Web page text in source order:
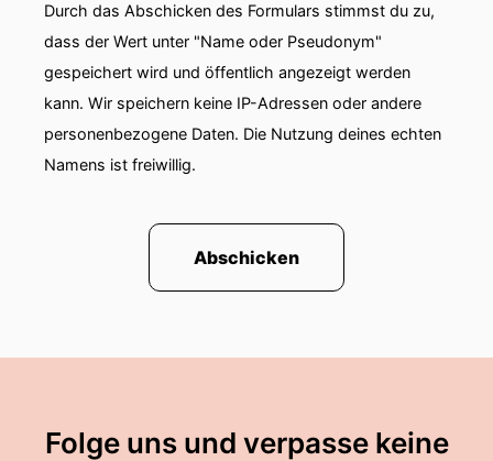
Durch das Abschicken des Formulars stimmst du zu,
dass der Wert unter "Name oder Pseudonym"
gespeichert wird und öffentlich angezeigt werden
kann. Wir speichern keine IP-Adressen oder andere
personenbezogene Daten. Die Nutzung deines echten
Namens ist freiwillig.
Abschicken
Folge uns und verpasse keine